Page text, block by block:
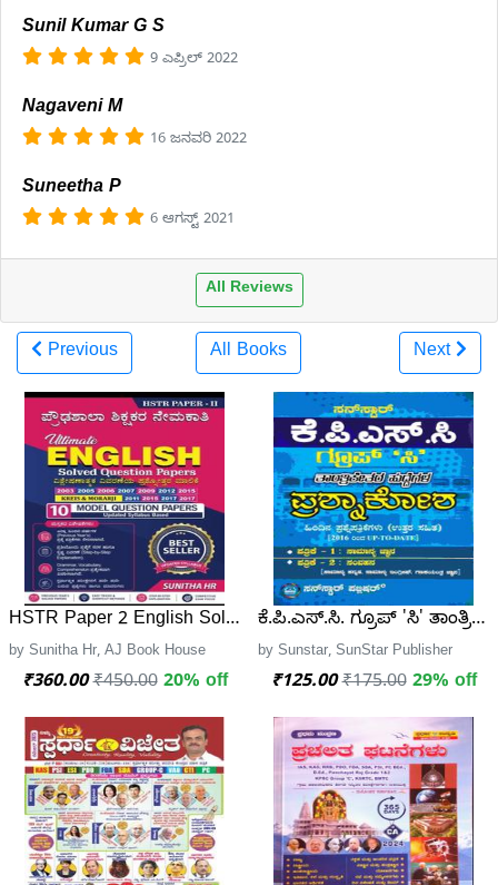
Sunil Kumar G S
9 ಎಪ್ರಿಲ್ 2022
Nagaveni M
16 ಜನವರಿ 2022
Suneetha P
6 ಆಗಸ್ಟ್ 2021
All Reviews
Previous All Books Next
HSTR Paper 2 English Solved Question Papers By Sunitha
by Sunitha Hr, AJ Book House
₹360.00 ₹450.00 20% off
ಕೆ.ಪಿ.ಎಸ್.ಸಿ. ಗ್ರೂಪ್ 'ಸಿ'
by Sunstar, SunStar Publisher
₹125.00 ₹175.00 29% off